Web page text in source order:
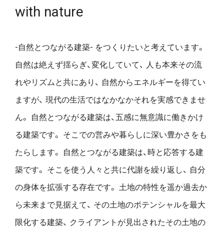
with nature
-自然とつながる建築- をつくりたいと考えています。
自然は絶えず揺らぎ、変化していて、
人も本来その流
れやリズムと共にあり、 自然からエネルギーを得てい
ますが、 現代の生活ではなかなかそれを実感できませ
ん。
自然とつながる建築は、五感に無意識に働きかけ
る建築です。 そこでの営みや暮らしに深い豊かさをも
たらします。
自然とつながる建築は、時と応答する建
築です。 そこを使う人々と共に代謝を繰り返し、 自分
の身体を拡張する存在です。 土地の特性を遥か過去か
ら未来まで見据えて、 その土地のポテンシャルを最大
限化する建築、 クライアントが見出されたその土地の